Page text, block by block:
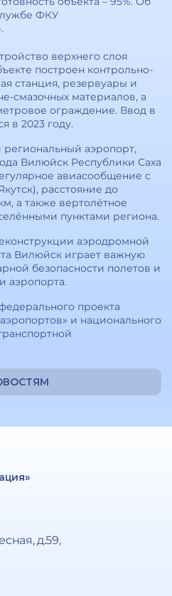
ФКУ
верхнего слоя
построен контрольно-
станция, резервуары и
смазочных материалов, а
ограждение. Ввод в
в 2023 году.
аэропорт,
Вилюйск Республики Саха
авиасообщение с
расстояние до
а также вертолётное
пунктами региона.
аэродромной
Вилюйск играет важную
безопасности полетов и
аэропорта.
проекта
и национального
д.59,